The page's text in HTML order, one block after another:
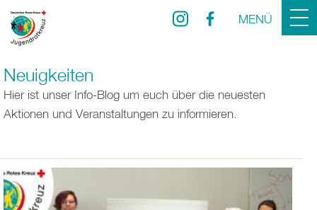
MENÜ
Neuigkeiten
Hier ist unser Info-Blog um euch über die neuesten
Aktionen und Veranstaltungen zu informieren.